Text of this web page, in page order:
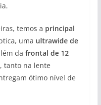
temos a principal
uma ultrawide de
da frontal de 12
, tanto na lente
ótimo nível de